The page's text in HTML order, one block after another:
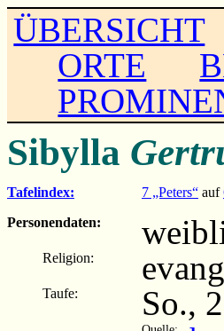
ÜBERSICHT
ORTE
Sibylla
Tafelindex: 7 „Peters“ auf
Personendaten:
Religion:
Taufe: So.,